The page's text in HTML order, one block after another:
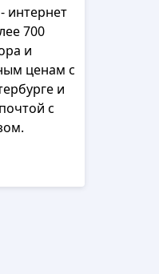
интернет
700
и
ценам с
и
с